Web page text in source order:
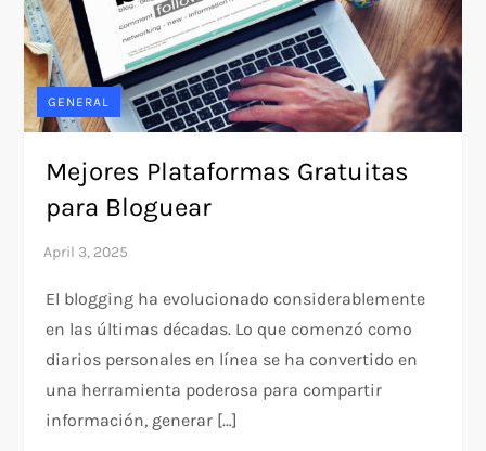
GENERAL
Mejores Plataformas Gratuitas
para Bloguear
El blogging ha evolucionado considerablemente
en las últimas décadas. Lo que comenzó como
diarios personales en línea se ha convertido en
una herramienta poderosa para compartir
información, generar […]